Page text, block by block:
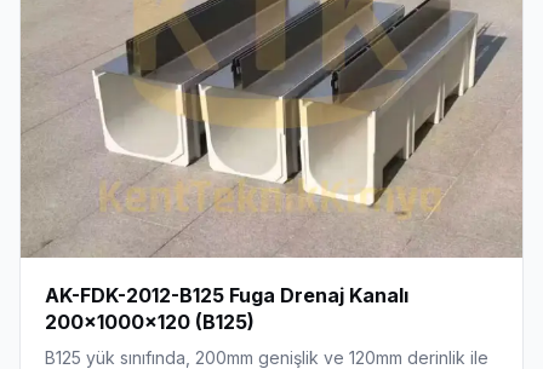
AK-FDK-2012-B125 Fuga Drenaj Kanalı
200x1000x120 (B125)
B125 yük sınıfında, 200mm genişlik ve 120mm derinlik ile